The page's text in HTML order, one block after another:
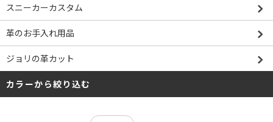
スニーカーカスタム
革のお手入れ用品
ジョリの革カット
カラーから絞り込む